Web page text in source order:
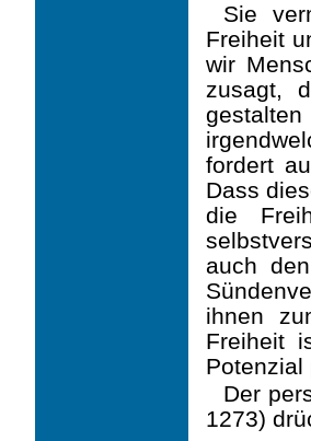
Sie
Freiheit
wir
zusagt,
fordert
Dass
die
auch
ihnen
Freiheit
Potenzial
Der
1273)